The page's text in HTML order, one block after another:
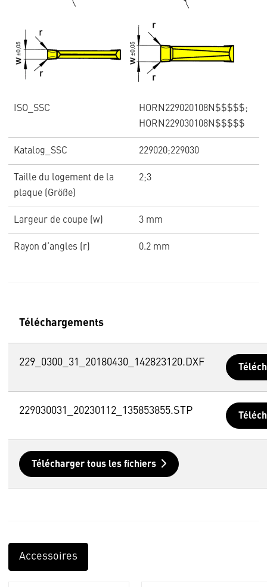
ISO_SSC
HORN229020108N$$$$$;
HORN229030108N$$$$$
Katalog_SSC 229020;229030
Taille du logement de la
plaque (Größe)
2;3
Largeur de coupe (w) 3 mm
Rayon d‘angles (r) 0.2 mm
Téléchargements
229_0300_31_20180430_142823120.DXF
229030031_20230112_135853855.STP
Télécharger tous les fichiers
Accessoires